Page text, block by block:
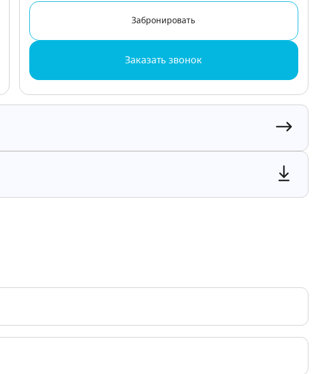
Забронировать
Заказать звонок